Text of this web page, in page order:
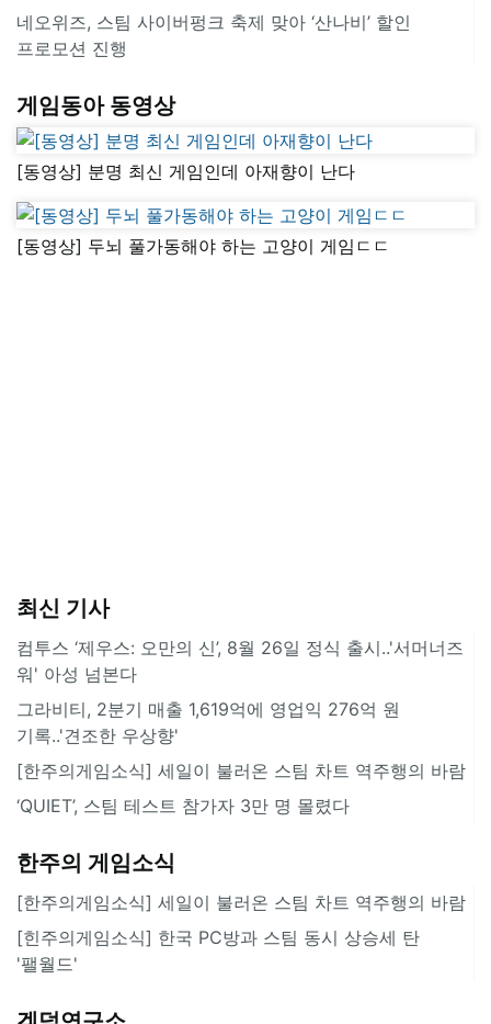
네오위즈, 스팀 사이버펑크 축제 맞아 ‘산나비’ 할인
프로모션 진행
게임동아 동영상
[동영상] 분명 최신 게임인데 아재향이 난다
[동영상] 두뇌 풀가동해야 하는 고양이 게임ㄷㄷ
최신 기사
컴투스 ‘제우스: 오만의 신’, 8월 26일 정식 출시..'서머너즈
워' 아성 넘본다
그라비티, 2분기 매출 1,619억에 영업익 276억 원
기록..'견조한 우상향'
[한주의게임소식] 세일이 불러온 스팀 차트 역주행의 바람
‘QUIET’, 스팀 테스트 참가자 3만 명 몰렸다
한주의 게임소식
[한주의게임소식] 세일이 불러온 스팀 차트 역주행의 바람
[힌주의게임소식] 한국 PC방과 스팀 동시 상승세 탄
'팰월드'